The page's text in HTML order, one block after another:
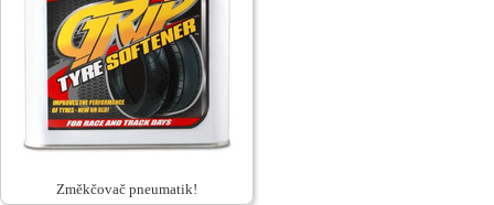
Změkčovač pneumatik!